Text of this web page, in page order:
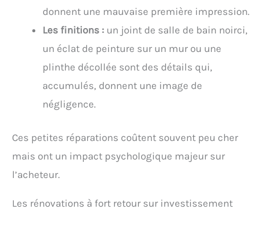
donnent une mauvaise première impression.
Les finitions : un joint de salle de bain noirci,
un éclat de peinture sur un mur ou une
plinthe décollée sont des détails qui,
accumulés, donnent une image de
négligence.
Ces petites réparations coûtent souvent peu cher
mais ont un impact psychologique majeur sur
l’acheteur.
Les rénovations à fort retour sur investissement